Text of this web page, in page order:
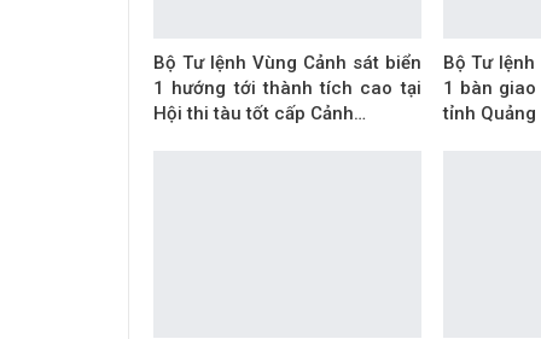
Bộ Tư lệnh Vùng Cảnh sát biển
1 hướng tới thành tích cao tại
Hội thi tàu tốt cấp Cảnh…
Bộ Tư
1 bàn
tỉnh Quảng